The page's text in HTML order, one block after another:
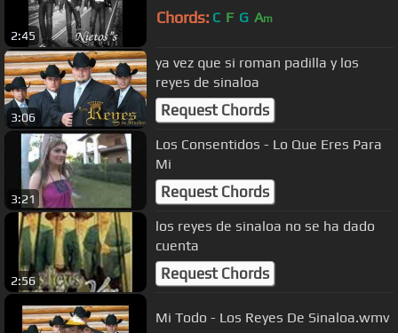
2:45
Chords: C F G Am
3:06
ya vez que si roman padilla y los
reyes de sinaloa
Request Chords
3:21
Los Consentidos - Lo Que Eres Para
Mi
Request Chords
2:56
los reyes de sinaloa no se ha dado
cuenta
Request Chords
Mi Todo - Los Reyes De Sinaloa.wmv